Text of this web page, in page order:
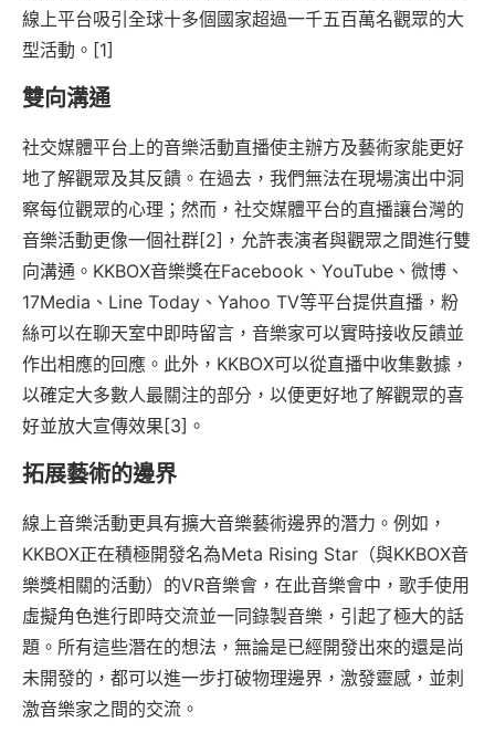
線上平台吸引全球十多個國家超過一千五百萬名觀眾的大
型活動。[1]
雙向溝通
社交媒體平台上的音樂活動直播使主辦方及藝術家能更好
地了解觀眾及其反饋。在過去，我們無法在現場演出中洞
察每位觀眾的心理；然而，社交媒體平台的直播讓台灣的
音樂活動更像一個社群[2]，允許表演者與觀眾之間進行雙
向溝通。KKBOX音樂獎在Facebook、YouTube、微博、
17Media、Line Today、Yahoo TV等平台提供直播，粉
絲可以在聊天室中即時留言，音樂家可以實時接收反饋並
作出相應的回應。此外，KKBOX可以從直播中收集數據，
以確定大多數人最關注的部分，以便更好地了解觀眾的喜
好並放大宣傳效果[3]。
拓展藝術的邊界
線上音樂活動更具有擴大音樂藝術邊界的潛力。例如，
KKBOX正在積極開發名為Meta Rising Star（與KKBOX音
樂獎相關的活動）的VR音樂會，在此音樂會中，歌手使用
虛擬角色進行即時交流並一同錄製音樂，引起了極大的話
題。所有這些潛在的想法，無論是已經開發出來的還是尚
未開發的，都可以進一步打破物理邊界，激發靈感，並刺
激音樂家之間的交流。